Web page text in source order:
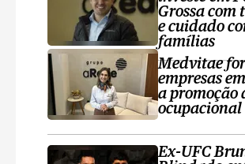
Grossa com
e cuidado
famílias
Medvitae
empresas
a promoção
ocupacional
Ex-UFC